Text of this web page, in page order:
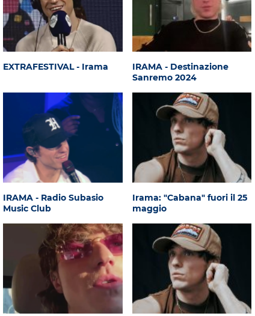
EXTRAFESTIVAL - Irama
IRAMA - Destinazione
Sanremo 2024
IRAMA - Radio Subasio
Music Club
Irama: "Cabana" fuori il 25
maggio
Oroscopo